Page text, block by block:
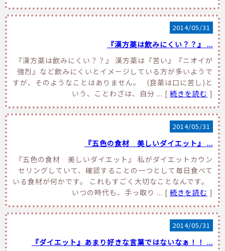
2014/05/31
『漢方薬は飲みにくい？？』 ...
『漢方薬は飲みにくい？？』 漢方薬は『苦い』『ニオイが
強烈』など飲みにくいとイメージしている方が多いようで
すが、そのようなことはありません。 (良薬は口に苦し)と
いう、ことわざは、自分 ... [ 続きを読む ]
2014/05/31
『五色の食材 美しいダイエット』 ...
『五色の食材 美しいダイエット』 私がダイエットカウン
セリングしていて、確認することの一つとして毎日食べて
いる食材が何かです。 これもすごく大切なことなんです。
いつの時代も、手っ取り ... [ 続きを読む ]
2014/05/31
『ダイエット』あまり好きな言葉ではないなぁ！！ ...